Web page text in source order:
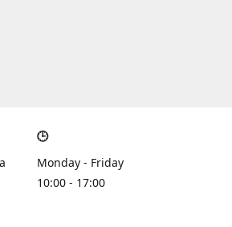
🕒
Monday - Friday
10:00 - 17:00